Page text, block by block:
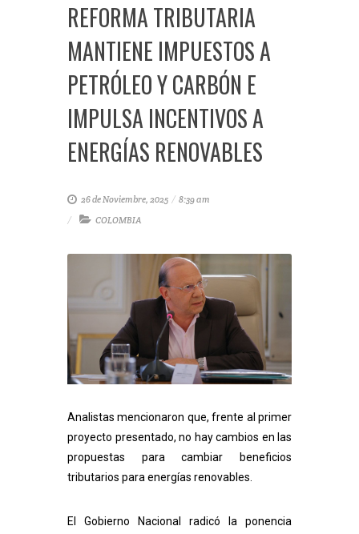
REFORMA TRIBUTARIA
MANTIENE IMPUESTOS A
PETRÓLEO Y CARBÓN E
IMPULSA INCENTIVOS A
ENERGÍAS RENOVABLES
26 de Noviembre, 2025 / 8:39 am
COLOMBIA
Analistas mencionaron que, frente al primer
proyecto presentado, no hay cambios en las
propuestas para cambiar beneficios
tributarios para energías renovables.
El Gobierno Nacional radicó la ponencia